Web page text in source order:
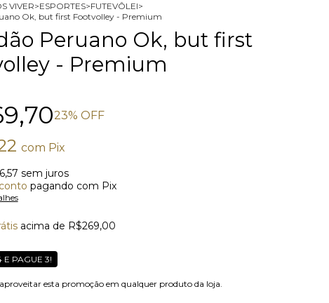
VIVER>ESPORTES>FUTEVÔLEI>
Ok, but first Footvolley - Premium
Peruano Ok, but first
- Premium
23% OFF
com Pix
sem juros
pagando com Pix
acima de R$269,00
E PAGUE 3!
esta promoção em qualquer produto da loja.